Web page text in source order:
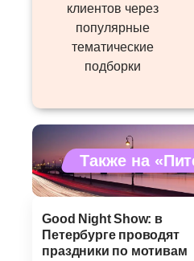
клиентов через
популярные
тематические
подборки
Также на
Good Night Show: в
Петербурге проводят
праздники по мотивам